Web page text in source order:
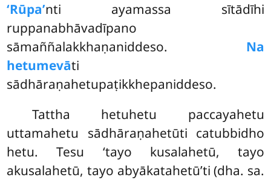
‘Rūpa’nti ayamassa sītādīhi
ruppanabhāvadīpano
sāmaññalakkhaṇaniddeso. Na
hetumevāti
sādhāraṇahetupaṭikkhepaniddeso.
Tattha hetuhetu paccayahetu
uttamahetu sādhāraṇahetūti catubbidho
hetu. Tesu ‘tayo kusalahetū, tayo
akusalahetū, tayo abyākatahetū’ti (dha. sa.